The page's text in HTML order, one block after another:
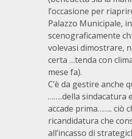
l’occasione per
Palazzo Municipale,
scenograficamente
volevasi dimostrare,
certa …tenda con
mese fa).
C’è da gestire anche
……..della sindacatura
accade prima…….. ciò
ricandidatura che
all’incasso di